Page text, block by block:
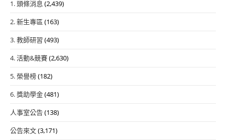
1. 頭條消息 (2,439)
2. 新生專區 (163)
3. 教師研習 (493)
4. 活動&競賽(2,630)
5. 榮譽榜(182)
6. 獎助學金(481)
人事室公告(138)
公告來文(3,171)